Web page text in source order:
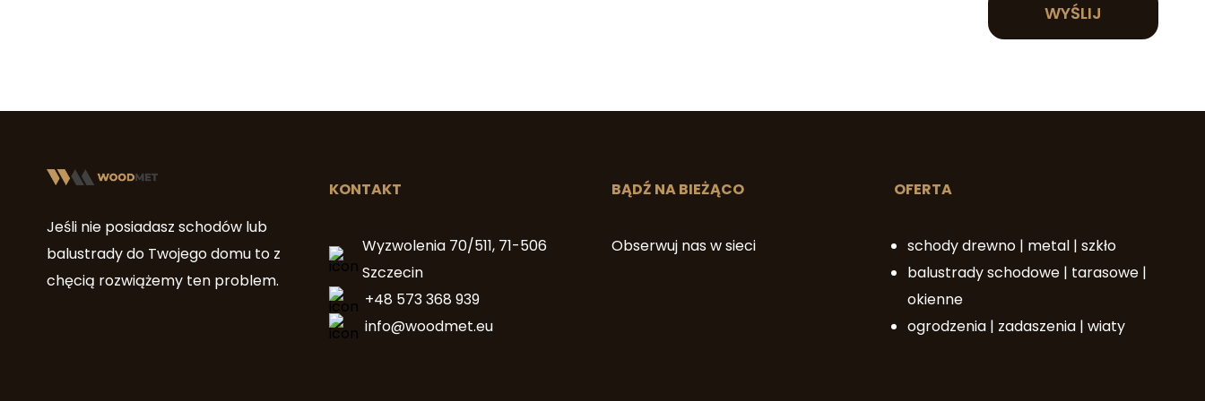
WYŚLIJ
Jeśli nie posiadasz schodów lub
balustrady do Twojego domu to z
chęcią rozwiążemy ten problem.
KONTAKT
Wyzwolenia 70/511, 71-506
Szczecin
+48 573 368 939
info@woodmet.eu
BĄDŹ NA BIEŻĄCO
Obserwuj nas w sieci
OFERTA
schody drewno | metal | szkło
balustrady schodowe | tarasowe |
okienne
ogrodzenia | zadaszenia | wiaty